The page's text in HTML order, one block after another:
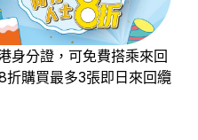
身分證，可免費搭乘來回
購買最多3張即日來回纜